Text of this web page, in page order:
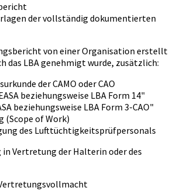
der vollständig dokumentierten
von einer Organisation erstellt
das LBA genehmigt wurde, zusätzlich:
der CAMO oder CAO
beziehungsweise LBA Form 14"
beziehungsweise LBA Form 3-CAO"
(Scope of Work)
des Lufttüchtigkeitsprüfpersonals
in Vertretung der Halterin oder des